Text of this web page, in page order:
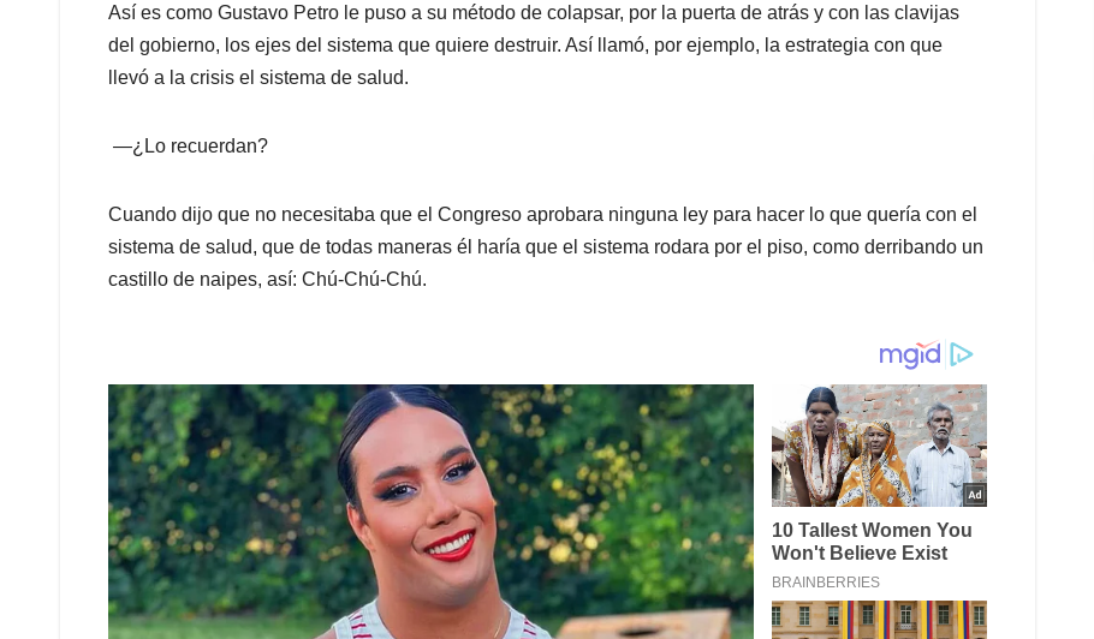
A
p
p
o
o
k
d
I
n
d
s
Así es como Gustavo Petro le puso a su método de colapsar, por la puerta de atrás y con las clavijas
del gobierno, los ejes del sistema que quiere destruir. Así llamó, por ejemplo, la estrategia con que
llevó a la crisis el sistema de salud.
—¿Lo recuerdan?
Cuando dijo que no necesitaba que el Congreso aprobara ninguna ley para hacer lo que quería con el
sistema de salud, que de todas maneras él haría que el sistema rodara por el piso, como derribando un
castillo de naipes, así: Chú-Chú-Chú.